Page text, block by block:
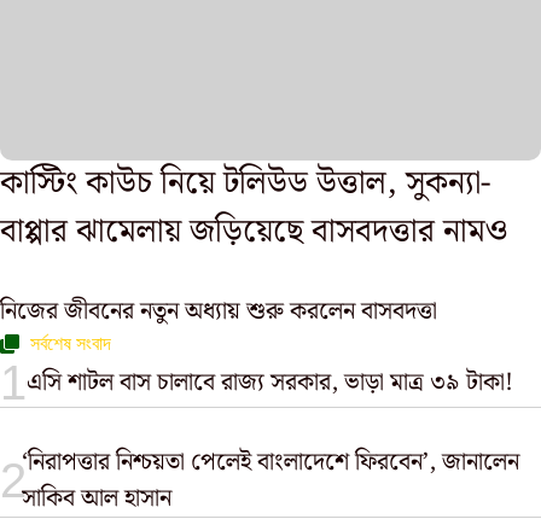
কাস্টিং কাউচ নিয়ে টলিউড উত্তাল, সুকন্যা-
বাপ্পার ঝামেলায় জড়িয়েছে বাসবদত্তার নামও
নিজের জীবনের নতুন অধ্যায় শুরু করলেন বাসবদত্তা
সর্বশেষ সংবাদ
এসি শাটল বাস চালাবে রাজ্য সরকার, ভাড়া মাত্র ৩৯ টাকা!
‘নিরাপত্তার নিশ্চয়তা পেলেই বাংলাদেশে ফিরবেন’, জানালেন
সাকিব আল হাসান